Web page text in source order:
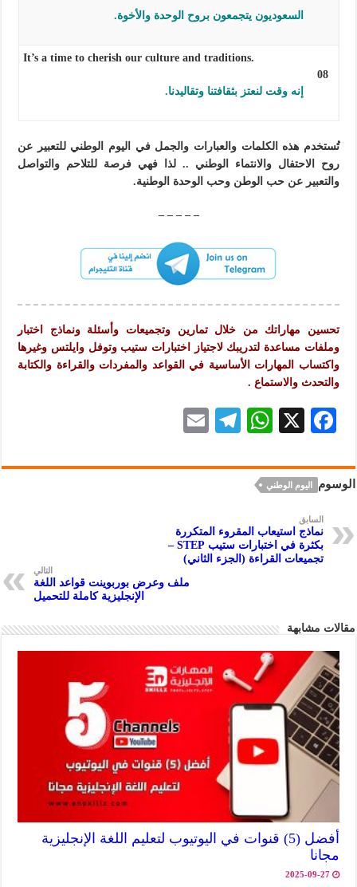
السعوديون يتجمعون بروح الوحدة والأخوة.
08
It’s a time to cherish our culture and traditions.
إنه وقت لنعتز بثقافتنا وتقاليدنا.
تُستخدم هذه الكلمات والعبارات والجمل في اليوم الوطني للتعبير عن
روح الاحتفال والانتماء الوطني .. لذا فهي فرصة للتلاحم والتواصل
والتعبير عن حب الوطن وحب الوحدة الوطنية.
– – – – –
تحسين مهاراتك من خلال تمارين وتجميعات وأسئلة ونماذج اختبار
وملفات مساعدة لتدريبك لاجتياز اختبارات ستيب وتوفل وايلتس وغيرها
واكتساب المهارات الأساسية في القواعد والمفردات والقراءة و الكتابة
والتحدث والاستماع .
F
eb
oo
k
X
W
at
A
p
p
Te
gr
m
ai
الوسوم اليوم الوطني
السابق
نماذج استيعاب المقروء المتكررة
بكثرة في اختبارات ستيب STEP –
تجميعات القراءة (الجزء الثاني)
التالي
ملف وعرض بوربوينت قواعد اللغة
الإنجليزية كاملة للتحميل
مقالات مشابهة
أفضل (5) قنوات في اليوتيوب لتعليم اللغة الإنجليزية
مجانا
2025-09-27